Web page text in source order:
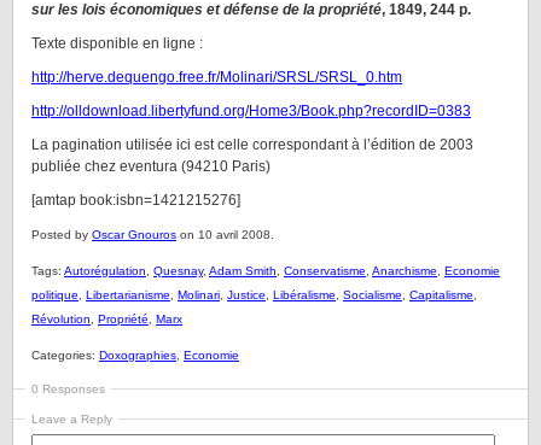
sur les lois économiques et défense de la propriété, 1849, 244 p.
Texte disponible en ligne :
http://herve.dequengo.free.fr/Molinari/SRSL/SRSL_0.htm
http://olldownload.libertyfund.org/Home3/Book.php?recordID=0383
La pagination utilisée ici est celle correspondant à l’édition de 2003
publiée chez eventura (94210 Paris)
[amtap book:isbn=1421215276]
Posted by Oscar Gnouros on 10 avril 2008.
Tags: Autorégulation Quesnay, Adam Smith Conservatisme Anarchisme
Economie
politique
Libertarianisme Molinari Justice Libéralisme Socialisme Capitalisme
Révolution
Propriété Marx
Categories: Doxographies Economie
0 Responses
Leave a Reply